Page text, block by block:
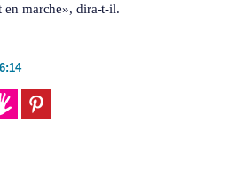
en marche», dira-t-il.